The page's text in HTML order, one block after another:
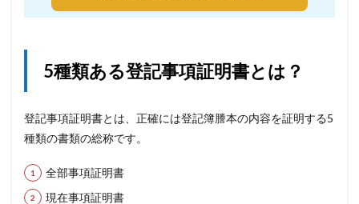
5種類ある登記事項証明書とは？
登記事項証明書とは、正確には登記簿謄本の内容を証明する5
種類の書類の総称です。
全部事項証明書
現在事項証明書